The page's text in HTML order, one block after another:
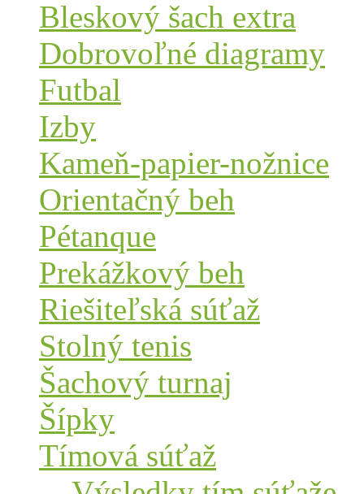
Bleskový šach extra
Dobrovoľné diagramy
Futbal
Izby
Kameň-papier-nožnice
Orientačný beh
Pétanque
Prekážkový beh
Riešiteľská súťaž
Stolný tenis
Šachový turnaj
Šípky
Tímová súťaž